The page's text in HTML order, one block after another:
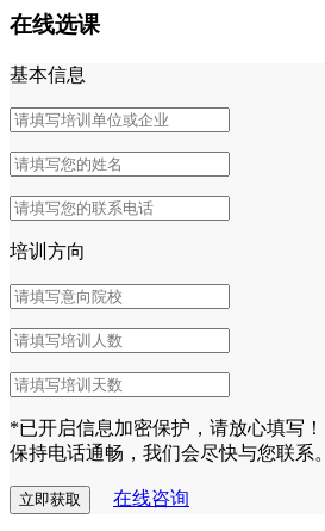
在线选课
基本信息
培训方向
*已开启信息加密保护，请放心填写！
保持电话通畅，我们会尽快与您联系。
在线咨询